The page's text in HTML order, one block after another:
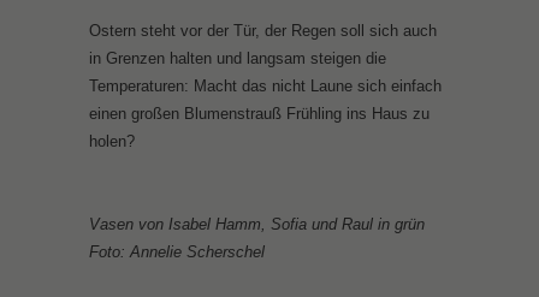
Ostern steht vor der Tür, der Regen soll sich auch
in Grenzen halten und langsam steigen die
Temperaturen: Macht das nicht Laune sich einfach
einen großen Blumenstrauß Frühling ins Haus zu
holen?
Vasen von Isabel Hamm, Sofia und Raul in grün
Foto: Annelie Scherschel